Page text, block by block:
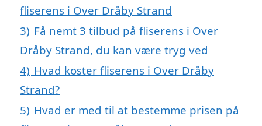
fliserens i Over Dråby Strand
3) Få nemt 3 tilbud på fliserens i Over
Dråby Strand, du kan være tryg ved
4) Hvad koster fliserens i Over Dråby
Strand?
5) Hvad er med til at bestemme prisen på